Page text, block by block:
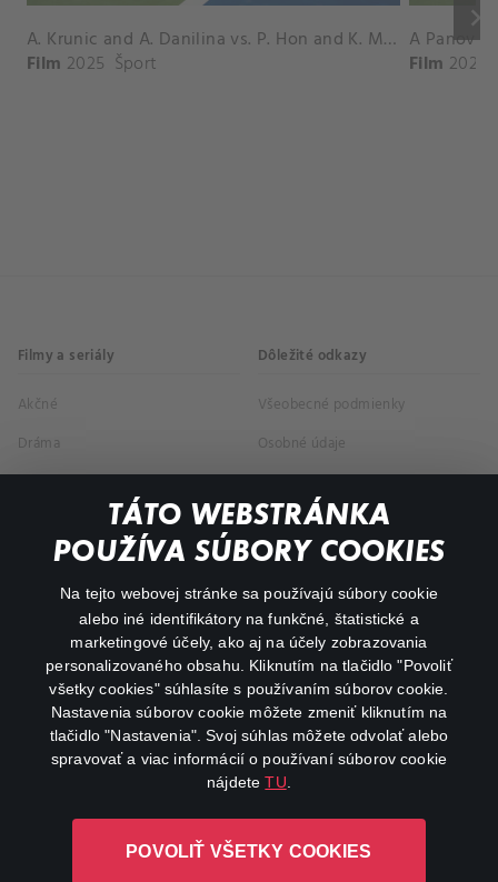
TÁTO WEBSTRÁNKA
POUŽÍVA SÚBORY COOKIES
Na tejto webovej stránke sa používajú súbory cookie
alebo iné identifikátory na funkčné, štatistické a
marketingové účely, ako aj na účely zobrazovania
personalizovaného obsahu. Kliknutím na tlačidlo "Povoliť
všetky cookies" súhlasíte s používaním súborov cookie.
Nastavenia súborov cookie môžete zmeniť kliknutím na
tlačidlo "Nastavenia". Svoj súhlas môžete odvolať alebo
spravovať a viac informácií o používaní súborov cookie
nájdeteTU
POVOLIŤ VŠETKY COOKIES
keyboard_arrow_right
A. Krunic and A. Danilina vs. P. Hon and K. Muchova Match Highlights - BEIJING_Capital Group Diamond ( October 02, 2025)
Film 2025 Šport Film 2026
Filmy a seriály
Akčné
Dráma
Dôležité odkazy
Všeobecné podmienky
Osobné údaje
O aplikácii Canal+
Canal+ Luxembourg S. à r.l. so sídlom Rue Albert Borschette 4,